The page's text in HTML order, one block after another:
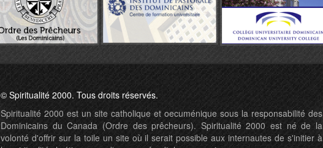
© Spiritualité 2000. Tous droits réservés.
Spiritualité 2000 est un site catholique et oecuménique sous la responsabilité des
Dominicains du Canada (Ordre des prêcheurs). Spiritualité 2000 est né de la
volonté d'offrir sur la toile un site où il serait possible aux internautes de s'initier à